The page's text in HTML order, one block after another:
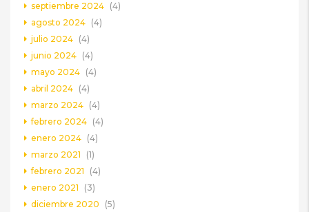
septiembre 2024 (4)
agosto 2024 (4)
julio 2024 (4)
junio 2024 (4)
mayo 2024 (4)
abril 2024 (4)
marzo 2024 (4)
febrero 2024 (4)
enero 2024 (4)
marzo 2021
(1)
febrero 2021
(4)
enero 2021
(3)
diciembre 2020
(5)